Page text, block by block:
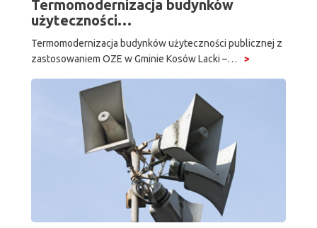
Termomodernizacja budynków
użyteczności…
Termomodernizacja budynków użyteczności publicznej z
zastosowaniem OZE w Gminie Kosów Lacki –…